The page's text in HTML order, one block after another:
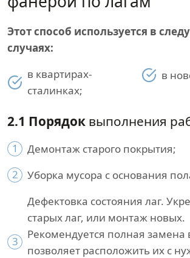
Этот способ используется в
случаях:
в квартирах-
сталинках;
в
2.1 Порядок выполнения
1
Демонтаж старого покрытия;
2
Уборка мусора с основания
3
Дефектовка состояния лаг.
старых лаг, или монтаж новых.
Рекомендуется полная замена
позволяет расположить их с